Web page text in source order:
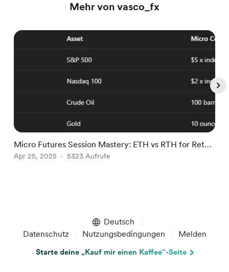
Mehr von vasco_fx
Micro Futures Session Mastery: ETH vs RTH for Retail
& Prop Traders
Apr 25, 2025 5323 Aufrufe
Deutsch
Datenschutz
Nutzungsbedingungen Melden
Starte deine „Kauf mir einen Kaffee“-Seite